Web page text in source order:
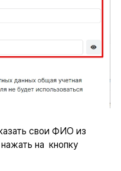
свои ФИО из
на кнопку